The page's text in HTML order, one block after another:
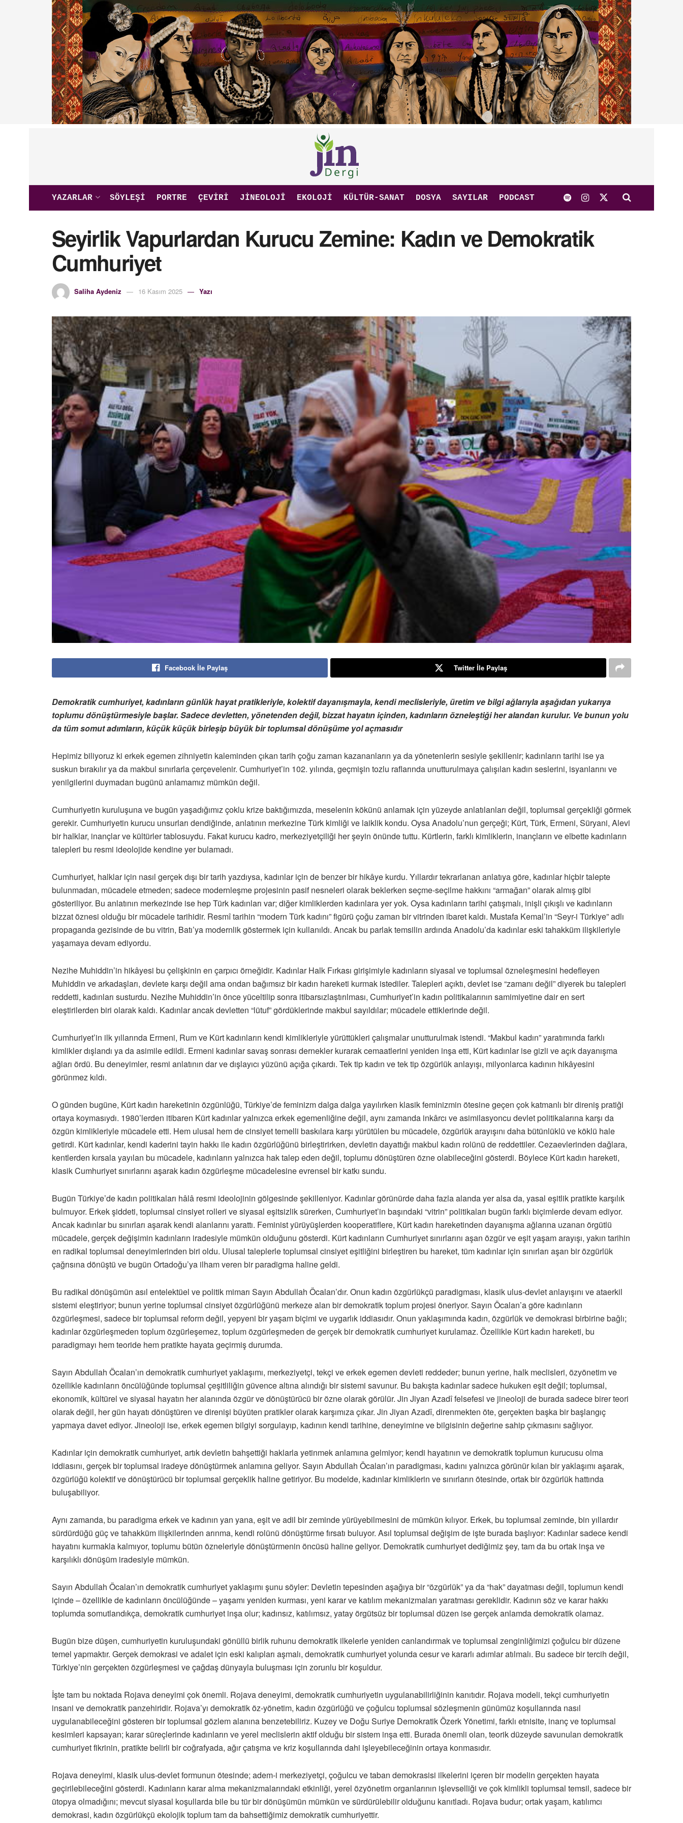
YAZARLAR SÖYLEŞI PORTRE ÇEVIRI JINEOLOJÎ EKOLOJI KÜLTÜR-SANAT DOSYA SAYILAR PODCAST
Seyirlik Vapurlardan Kurucu Zemine: Kadın ve Demokratik
Cumhuriyet
Saliha Aydeniz 16 Kasım 2025 Yazı
Facebook İle Paylaş Twitter İle Paylaş
Demokratik cumhuriyet, kadınların günlük hayat pratikleriyle, kolektif dayanışmayla, kendi meclisleriyle, üretim ve bilgi ağlarıyla aşağıdan yukarıya
toplumu dönüştürmesiyle başlar. Sadece devletten, yönetenden değil, bizzat hayatın içinden, kadınların özneleştiği her alandan kurulur. Ve bunun yolu
da tüm somut adımların, küçük küçük birleşip büyük bir toplumsal dönüşüme yol açmasıdır
Hepimiz biliyoruz ki erkek egemen zihniyetin kaleminden çıkan tarih çoğu zaman kazananların ya da yönetenlerin sesiyle şekillenir; kadınların tarihi ise ya
suskun bırakılır ya da makbul sınırlarla çerçevelenir. Cumhuriyet’in 102. yılında, geçmişin tozlu raflarında unutturulmaya çalışılan kadın seslerini, isyanlarını ve
yenilgilerini duymadan bugünü anlamamız mümkün değil.
Cumhuriyetin kuruluşuna ve bugün yaşadığımız çoklu krize baktığımızda, meselenin kökünü anlamak için yüzeyde anlatılanları değil, toplumsal gerçekliği görmek
gerekir. Cumhuriyetin kurucu unsurları dendiğinde, anlatının merkezine Türk kimliği ve laiklik kondu. Oysa Anadolu’nun gerçeği; Kürt, Türk, Ermeni, Süryani, Alevi
bir halklar, inançlar ve kültürler tablosuydu. Fakat kurucu kadro, merkeziyetçiliği her şeyin önünde tuttu. Kürtlerin, farklı kimliklerin, inançların ve elbette kadınların
talepleri bu resmi ideolojide kendine yer bulamadı.
Cumhuriyet, halklar için nasıl gerçek dışı bir tarih yazdıysa, kadınlar için de benzer bir hikâye kurdu. Yıllardır tekrarlanan anlatıya göre, kadınlar hiçbir talepte
bulunmadan, mücadele etmeden; sadece modernleşme projesinin pasif nesneleri olarak beklerken seçme-seçilme hakkını “armağan” olarak almış gibi
gösteriliyor. Bu anlatının merkezinde ise hep Türk kadınları var; diğer kimliklerden kadınlara yer yok. Oysa kadınların tarihi çatışmalı, inişli çıkışlı ve kadınların
bizzat öznesi olduğu bir mücadele tarihidir. Resmî tarihin “modern Türk kadını” figürü çoğu zaman bir vitrinden ibaret kaldı. Mustafa Kemal’in “Seyr-i Türkiye” adlı
propaganda gezisinde de bu vitrin, Batı’ya modernlik göstermek için kullanıldı. Ancak bu parlak temsilin ardında Anadolu’da kadınlar eski tahakküm ilişkileriyle
yaşamaya devam ediyordu.
Nezihe Muhiddin’in hikâyesi bu çelişkinin en çarpıcı örneğidir. Kadınlar Halk Fırkası girişimiyle kadınların siyasal ve toplumsal özneleşmesini hedefleyen
Muhiddin ve arkadaşları, devlete karşı değil ama ondan bağımsız bir kadın hareketi kurmak istediler. Talepleri açıktı, devlet ise “zamanı değil” diyerek bu talepleri
reddetti, kadınları susturdu. Nezihe Muhiddin’in önce yüceltilip sonra itibarsızlaştırılması, Cumhuriyet’in kadın politikalarının samimiyetine dair en sert
eleştirilerden biri olarak kaldı. Kadınlar ancak devletten “lütuf” gördüklerinde makbul sayıldılar; mücadele ettiklerinde değil.
Cumhuriyet’in ilk yıllarında Ermeni, Rum ve Kürt kadınların kendi kimlikleriyle yürüttükleri çalışmalar unutturulmak istendi. “Makbul kadın” yaratımında farklı
kimlikler dışlandı ya da asimile edildi. Ermeni kadınlar savaş sonrası dernekler kurarak cemaatlerini yeniden inşa etti, Kürt kadınlar ise gizli ve açık dayanışma
ağları ördü. Bu deneyimler, resmi anlatının dar ve dışlayıcı yüzünü açığa çıkardı. Tek tip kadın ve tek tip özgürlük anlayışı, milyonlarca kadının hikâyesini
görünmez kıldı.
O günden bugüne, Kürt kadın hareketinin özgünlüğü, Türkiye’de feminizm dalga dalga yayılırken klasik feminizmin ötesine geçen çok katmanlı bir direniş pratiği
ortaya koymasıydı. 1980’lerden itibaren Kürt kadınlar yalnızca erkek egemenliğine değil, aynı zamanda inkârcı ve asimilasyoncu devlet politikalarına karşı da
özgün kimlikleriyle mücadele etti. Hem ulusal hem de cinsiyet temelli baskılara karşı yürütülen bu mücadele, özgürlük arayışını daha bütünlüklü ve köklü hale
getirdi. Kürt kadınlar, kendi kaderini tayin hakkı ile kadın özgürlüğünü birleştirirken, devletin dayattığı makbul kadın rolünü de reddettiler. Cezaevlerinden dağlara,
kentlerden kırsala yayılan bu mücadele, kadınların yalnızca hak talep eden değil, toplumu dönüştüren özne olabileceğini gösterdi. Böylece Kürt kadın hareketi,
klasik Cumhuriyet sınırlarını aşarak kadın özgürleşme mücadelesine evrensel bir katkı sundu.
Bugün Türkiye’de kadın politikaları hâlâ resmi ideolojinin gölgesinde şekilleniyor. Kadınlar görünürde daha fazla alanda yer alsa da, yasal eşitlik pratikte karşılık
bulmuyor. Erkek şiddeti, toplumsal cinsiyet rolleri ve siyasal eşitsizlik sürerken, Cumhuriyet’in başındaki “vitrin” politikaları bugün farklı biçimlerde devam ediyor.
Ancak kadınlar bu sınırları aşarak kendi alanlarını yarattı. Feminist yürüyüşlerden kooperatiflere, Kürt kadın hareketinden dayanışma ağlarına uzanan örgütlü
mücadele, gerçek değişimin kadınların iradesiyle mümkün olduğunu gösterdi. Kürt kadınların Cumhuriyet sınırlarını aşan özgür ve eşit yaşam arayışı, yakın tarihin
en radikal toplumsal deneyimlerinden biri oldu. Ulusal taleplerle toplumsal cinsiyet eşitliğini birleştiren bu hareket, tüm kadınlar için sınırları aşan bir özgürlük
çağrısına dönüştü ve bugün Ortadoğu’ya ilham veren bir paradigma haline geldi.
Bu radikal dönüşümün asıl entelektüel ve politik mimarı Sayın Abdullah Öcalan’dır. Onun kadın özgürlükçü paradigması, klasik ulus-devlet anlayışını ve ataerkil
sistemi eleştiriyor; bunun yerine toplumsal cinsiyet özgürlüğünü merkeze alan bir demokratik toplum projesi öneriyor. Sayın Öcalan’a göre kadınların
özgürleşmesi, sadece bir toplumsal reform değil, yepyeni bir yaşam biçimi ve uygarlık iddiasıdır. Onun yaklaşımında kadın, özgürlük ve demokrasi birbirine bağlı;
kadınlar özgürleşmeden toplum özgürleşemez, toplum özgürleşmeden de gerçek bir demokratik cumhuriyet kurulamaz. Özellikle Kürt kadın hareketi, bu
paradigmayı hem teoride hem pratikte hayata geçirmiş durumda.
Sayın Abdullah Öcalan’ın demokratik cumhuriyet yaklaşımı, merkeziyetçi, tekçi ve erkek egemen devleti reddeder; bunun yerine, halk meclisleri, özyönetim ve
özellikle kadınların öncülüğünde toplumsal çeşitliliğin güvence altına alındığı bir sistemi savunur. Bu bakışta kadınlar sadece hukuken eşit değil; toplumsal,
ekonomik, kültürel ve siyasal hayatın her alanında özgür ve dönüştürücü bir özne olarak görülür. Jin Jiyan Azadî felsefesi ve jineoloji de burada sadece birer teori
olarak değil, her gün hayatı dönüştüren ve direnişi büyüten pratikler olarak karşımıza çıkar. Jin Jiyan Azadî, direnmekten öte, gerçekten başka bir başlangıç
yapmaya davet ediyor. Jineoloji ise, erkek egemen bilgiyi sorgulayıp, kadının kendi tarihine, deneyimine ve bilgisinin değerine sahip çıkmasını sağlıyor.
Kadınlar için demokratik cumhuriyet, artık devletin bahşettiği haklarla yetinmek anlamına gelmiyor; kendi hayatının ve demokratik toplumun kurucusu olma
iddiasını, gerçek bir toplumsal iradeye dönüştürmek anlamına geliyor. Sayın Abdullah Öcalan’ın paradigması, kadını yalnızca görünür kılan bir yaklaşımı aşarak,
özgürlüğü kolektif ve dönüştürücü bir toplumsal gerçeklik haline getiriyor. Bu modelde, kadınlar kimliklerin ve sınırların ötesinde, ortak bir özgürlük hattında
buluşabiliyor.
Aynı zamanda, bu paradigma erkek ve kadının yan yana, eşit ve adil bir zeminde yürüyebilmesini de mümkün kılıyor. Erkek, bu toplumsal zeminde, bin yıllardır
sürdürdüğü güç ve tahakküm ilişkilerinden arınma, kendi rolünü dönüştürme fırsatı buluyor. Asıl toplumsal değişim de işte burada başlıyor: Kadınlar sadece kendi
hayatını kurmakla kalmıyor, toplumu bütün özneleriyle dönüştürmenin öncüsü haline geliyor. Demokratik cumhuriyet dediğimiz şey, tam da bu ortak inşa ve
karşılıklı dönüşüm iradesiyle mümkün.
Sayın Abdullah Öcalan’ın demokratik cumhuriyet yaklaşımı şunu söyler: Devletin tepesinden aşağıya bir “özgürlük” ya da “hak” dayatması değil, toplumun kendi
içinde – özellikle de kadınların öncülüğünde – yaşamı yeniden kurması, yeni karar ve katılım mekanizmaları yaratması gereklidir. Kadının söz ve karar hakkı
toplumda somutlandıkça, demokratik cumhuriyet inşa olur; kadınsız, katılımsız, yatay örgütsüz bir toplumsal düzen ise gerçek anlamda demokratik olamaz.
Bugün bize düşen, cumhuriyetin kuruluşundaki gönüllü birlik ruhunu demokratik ilkelerle yeniden canlandırmak ve toplumsal zenginliğimizi çoğulcu bir düzene
temel yapmaktır. Gerçek demokrasi ve adalet için eski kalıpları aşmalı, demokratik cumhuriyet yolunda cesur ve kararlı adımlar atılmalı. Bu sadece bir tercih değil,
Türkiye’nin gerçekten özgürleşmesi ve çağdaş dünyayla buluşması için zorunlu bir koşuldur.
İşte tam bu noktada Rojava deneyimi çok önemli. Rojava deneyimi, demokratik cumhuriyetin uygulanabilirliğinin kanıtıdır. Rojava modeli, tekçi cumhuriyetin
insani ve demokratik panzehiridir. Rojava’yı demokratik öz-yönetim, kadın özgürlüğü ve çoğulcu toplumsal sözleşmenin günümüz koşullarında nasıl
uygulanabileceğini gösteren bir toplumsal gözlem alanına benzetebiliriz. Kuzey ve Doğu Suriye Demokratik Özerk Yönetimi, farklı etnisite, inanç ve toplumsal
kesimleri kapsayan; karar süreçlerinde kadınların ve yerel meclislerin aktif olduğu bir sistem inşa etti. Burada önemli olan, teorik düzeyde savunulan demokratik
cumhuriyet fikrinin, pratikte belirli bir coğrafyada, ağır çatışma ve kriz koşullarında dahi işleyebileceğinin ortaya konmasıdır.
Rojava deneyimi, klasik ulus-devlet formunun ötesinde; adem-i merkeziyetçi, çoğulcu ve taban demokrasisi ilkelerini içeren bir modelin gerçekten hayata
geçirilebileceğini gösterdi. Kadınların karar alma mekanizmalarındaki etkinliği, yerel özyönetim organlarının işlevselliği ve çok kimlikli toplumsal temsil, sadece bir
ütopya olmadığını; mevcut siyasal koşullarda bile bu tür bir dönüşümün mümkün ve sürdürülebilir olduğunu kanıtladı. Rojava budur; ortak yaşam, katılımcı
demokrasi, kadın özgürlükçü ekolojik toplum tam da bahsettiğimiz demokratik cumhuriyettir.